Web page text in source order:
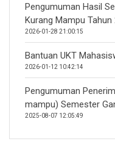
Pengumuman Hasil
Kurang Mampu Tahun
2026-01-28 21:00:15
Bantuan UKT
2026-01-12 10:42:14
Pengumuman
mampu) Semester
2025-08-07 12:05:49